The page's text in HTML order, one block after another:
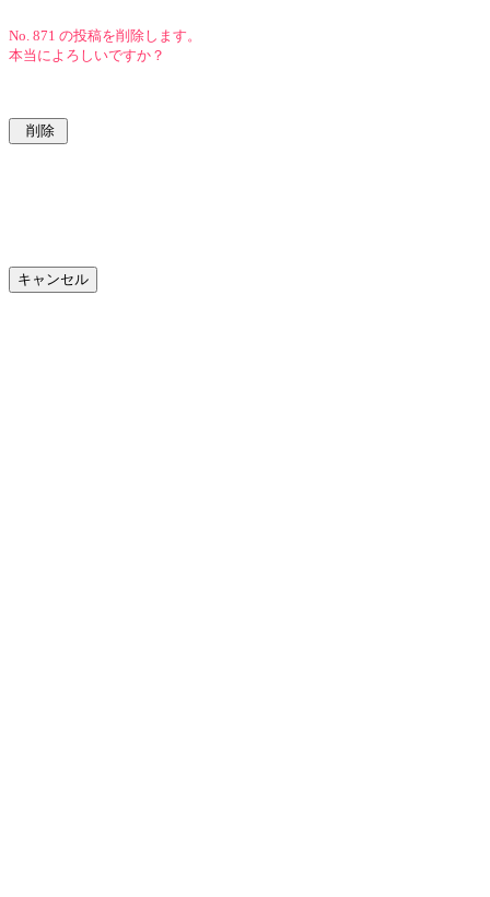
No. 871 の投稿を削除します。
本当によろしいですか？